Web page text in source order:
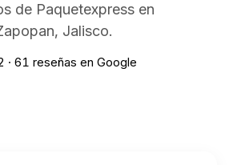
de Paquetexpress en
Jalisco.
61 reseñas en Google